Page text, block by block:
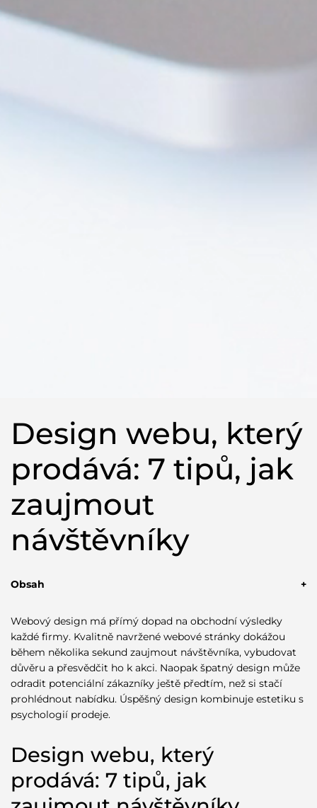
Design webu, který
prodává: 7 tipů, jak
zaujmout
návštěvníky
Obsah
návštěvníky
Tip 1: Vytvořte silný první dojem s hero sekcí
Tip 2: Použijte psychologii barev pro ovlivnění
rozhodování
Tip 3: Implementujte jasné a přesvědčivé call-to-action
prvky
Tip 4: Budujte důvěru prostřednictvím sociálních
důkazů
konverze
Tip 6: Navrhněte intuitivní navigaci a uživatelskou
cestu
Tip 7: Zajistěte dokonalou mobilní optimalizaci
Webový design má přímý dopad na obchodní výsledky
každé firmy. Kvalitně navržené webové stránky dokážou
během několika sekund zaujmout návštěvníka, vybudovat
důvěru a přesvědčit ho k akci. Naopak špatný design může
odradit potenciální zákazníky ještě předtím, než si stačí
prohlédnout nabídku. Úspěšný design kombinuje estetiku s
psychologií prodeje.
Design webu, který
prodává: 7 tipů, jak